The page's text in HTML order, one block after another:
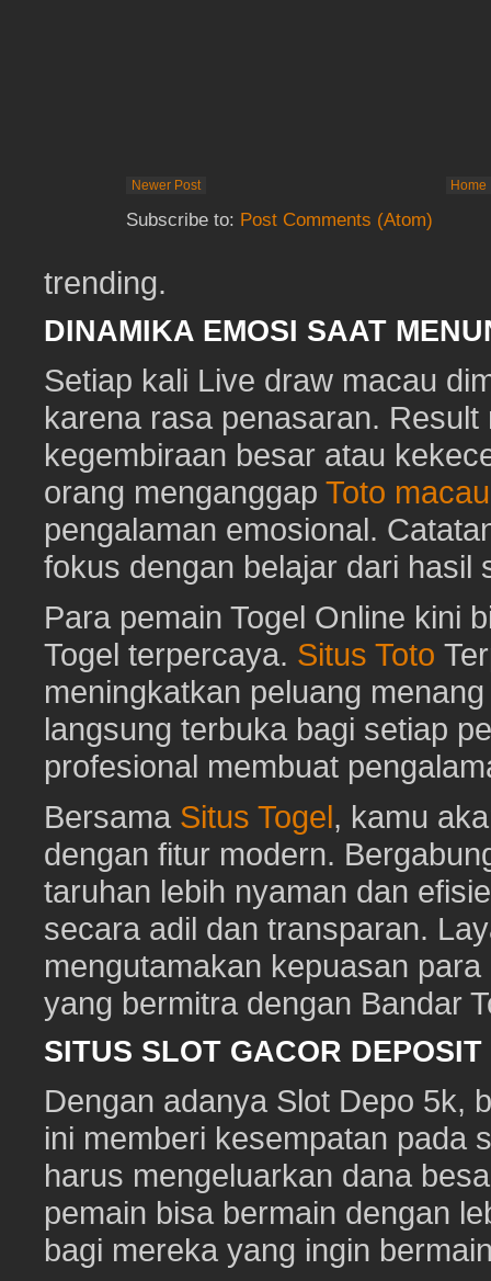
Newer Post Home
Subscribe to: Post Comments (Atom)
trending.
DINAMIKA EMOSI SAAT
Setiap kali Live draw macau
karena rasa penasaran.
kegembiraan besar atau
orang menganggap Toto macau
pengalaman emosional.
fokus dengan belajar dari hasil
Para pemain Togel Online kini
Togel terpercaya. Situs Toto
meningkatkan peluang
langsung terbuka bagi setiap
profesional membuat
Bersama Situs Togel, kamu
dengan fitur modern.
taruhan lebih nyaman dan
secara adil dan transparan.
mengutamakan kepuasan
yang bermitra dengan Bandar
SITUS SLOT GACOR
Dengan adanya Slot Depo 5k,
ini memberi kesempatan pada
harus mengeluarkan dana
pemain bisa bermain dengan
bagi mereka yang ingin